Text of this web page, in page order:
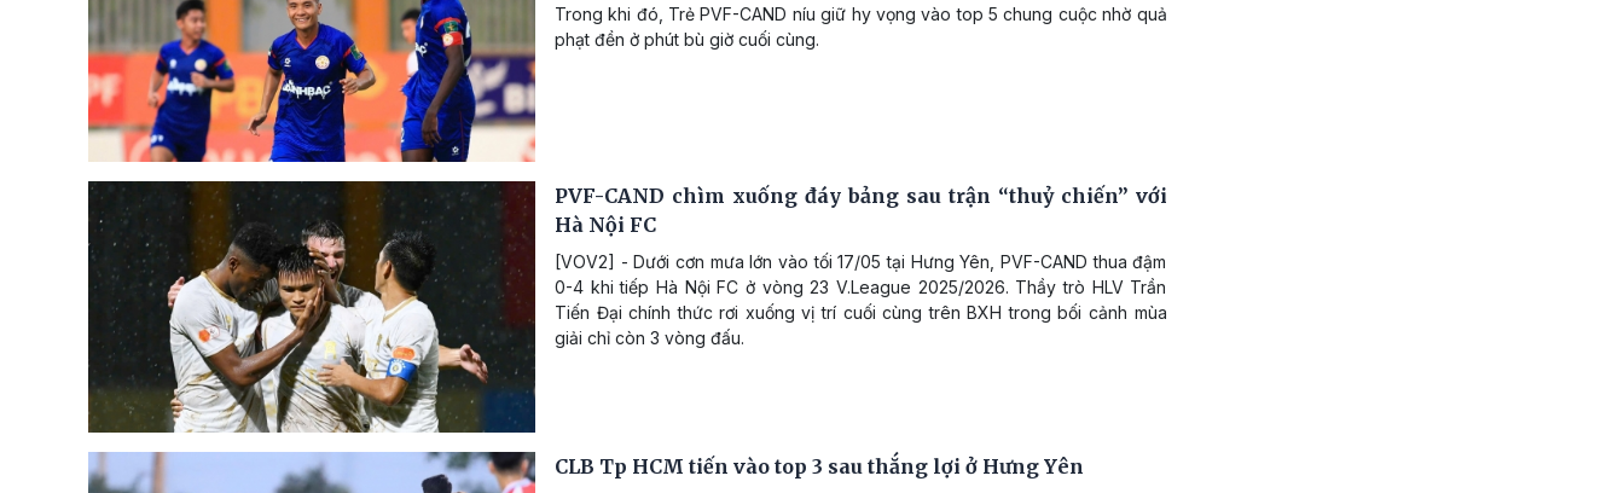
Trong khi đó, Trẻ PVF-CAND níu giữ hy vọng vào top 5 chung cuộc nhờ quả
phạt đền ở phút bù giờ cuối cùng.
PVF-CAND chìm xuống đáy bảng sau trận “thuỷ chiến” với
Hà Nội FC
[VOV2] - Dưới cơn mưa lớn vào tối 17/05 tại Hưng Yên, PVF-CAND thua đậm
0-4 khi tiếp Hà Nội FC ở vòng 23 V.League 2025/2026. Thầy trò HLV Trần
Tiến Đại chính thức rơi xuống vị trí cuối cùng trên BXH trong bối cảnh mùa
giải chỉ còn 3 vòng đấu.
CLB Tp HCM tiến vào top 3 sau thắng lợi ở Hưng Yên